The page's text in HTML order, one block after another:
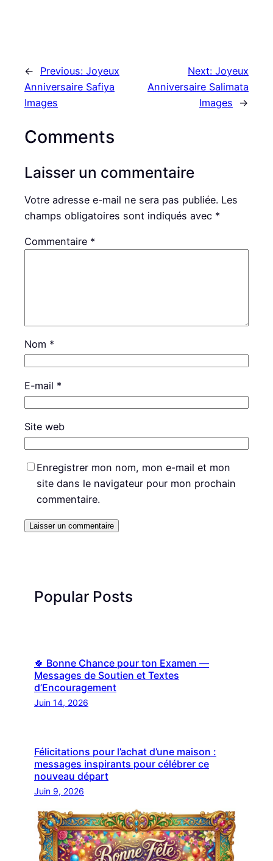
← Previous: Joyeux
Anniversaire Safiya
Images
Next: Joyeux
Anniversaire Salimata
Images
→
Comments
Laisser un commentaire
Votre adresse e-mail ne sera pas publiée. Les
champs obligatoires sont indiqués avec *
Commentaire *
Nom *
E-mail *
Site web
Enregistrer mon nom, mon e-mail et mon
site dans le navigateur pour mon prochain
commentaire.
Popular Posts
🍀 Bonne Chance pour ton Examen —
Messages de Soutien et Textes
d’Encouragement
Juin 14, 2026
Félicitations pour l’achat d’une maison :
messages inspirants pour célébrer ce
nouveau départ
Juin 9, 2026